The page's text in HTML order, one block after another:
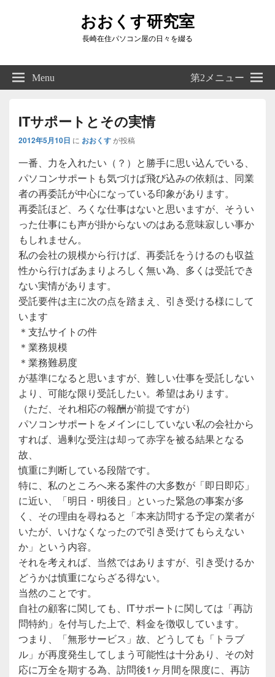
おおくす研究室
長崎在住パソコン屋の日々を綴る
Right
Sidebar
Widget
Menu 第2メニュー
ITサポートとその実情
2012年5月10日 に おおくすが投稿
一番、力を入れたい（？）と勝手に思い込んでいる、
パソコンサポートも気づけば飛び込みの依頼は、同業
者の再委託が中心になっている印象があります。
再委託ほど、ろくな仕事はないと思いますが、そうい
った仕事にも声が掛からないのはある意味寂しい事か
もしれません。
私の会社の規模から行けば、再委託をうけるのも収益
性から行けばあまりよろしく無い為、多くは受託でき
ない実情があります。
受託要件は主に次の点を踏まえ、引き受ける様にして
います
＊支払サイトの件
＊業務規模
＊業務難易度
が基準になると思いますが、難しい仕事を受託しない
より、可能な限り受託したい。希望はあります。
（ただ、それ相応の報酬が前提ですが）
パソコンサポートをメインにしていない私の会社から
すれば、過剰な受注は却って赤字を被る結果となる
故、
慎重に判断している段階です。
特に、私のところへ来る案件の大多数が「即日即応」
に近い、「明日・明後日」といった緊急の事案が多
く、その理由を尋ねると「本来訪問する予定の業者が
いたが、いけなくなったので引き受けてもらえない
か」という内容。
それを考えれば、当然ではありますが、引き受けるか
どうかは慎重にならざる得ない。
当然のことです。
自社の顧客に関しても、ITサポートに関しては「再訪
問特約」を付与した上で、料金を徴収しています。
つまり、「無形サービス」故、どうしても「トラブ
ル」が再度発生してしまう可能性は十分あり、その対
応に万全を期する為、訪問後1ヶ月間を限度に、再訪